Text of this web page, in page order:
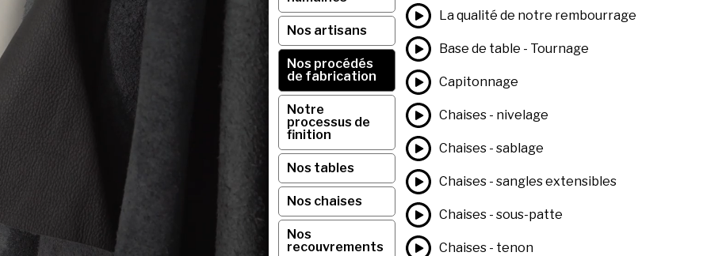
Nos artisans
Nos procédés
de fabrication
Notre
processus de
finition
Nos tables
Nos chaises
Nos
recouvrements
La qualité de notre rembourrage
Base de table - Tournage
Capitonnage
Chaises - nivelage
Chaises - sablage
Chaises - sangles extensibles
Chaises - sous-patte
Chaises - tenon